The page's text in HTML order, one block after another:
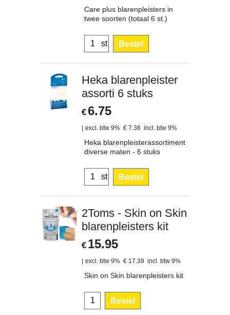
Care plus blarenpleisters in
twee soorten (totaal 6 st.)
st Bestel
Heka blarenpleister
assorti 6 stuks
€6.75
excl. btw 9% € 7.36 incl. btw 9%
Heka blarenpleisterassortiment
diverse maten - 6 stuks
st Bestel
2Toms - Skin on Skin
blarenpleisters kit
€ 15.95
excl. btw 9% € 17.39 incl. btw 9%
Skin on Skin blarenpleisters kit
Bestel